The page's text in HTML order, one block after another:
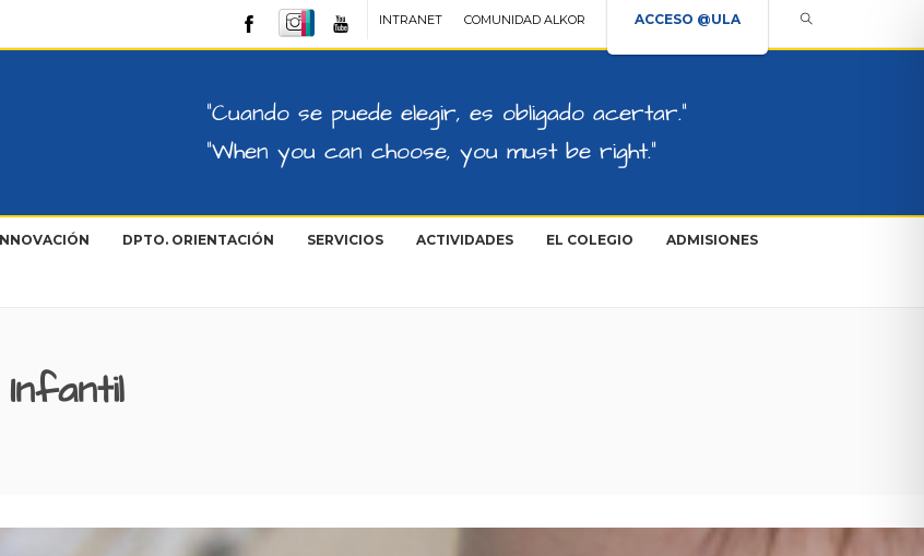
INTRANET COMUNIDAD ALKOR ACCESO @ULA
"Cuando se puede elegir, es obligado acertar."
"When you can choose, you must be right."
DPTO. ORIENTACIÓN SERVICIOS ACTIVIDADES EL COLEGIO ADMISIONES